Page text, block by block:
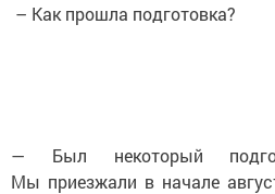
– Как прошла подготовка?
— Был некоторый
Мы приезжали в начале